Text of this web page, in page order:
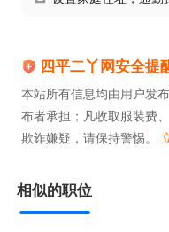
四平二丫网安全提
本站所有信息均由用户发
布者承担；凡收取服装费
欺诈嫌疑，请保持警惕。
相似的职位